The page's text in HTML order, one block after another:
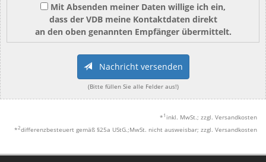
Mit Absenden meiner Daten willige ich ein,
dass der VDB meine Kontaktdaten direkt
an den oben genannten Empfänger übermittelt.
Nachricht versenden
(Bitte füllen Sie alle Felder aus!)
* 1 inkl. MwSt.; zzgl. Versandkosten
*2differenzbesteuert gemäß §25a UStG.;MwSt. nicht ausweisbar; zzgl. Versandkosten